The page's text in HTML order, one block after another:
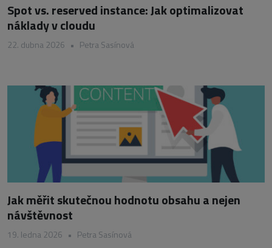
Spot vs. reserved instance: Jak optimalizovat
náklady v cloudu
22. dubna 2026 • Petra Sasínová
Jak měřit skutečnou hodnotu obsahu a nejen
návštěvnost
19. ledna 2026 • Petra Sasínová